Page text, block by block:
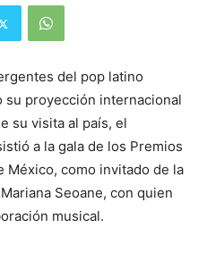
del pop latino
su proyección internacional
su visita al país, el
a la gala de los Premios
México, como invitado de la
Seoane, con quien
musical.